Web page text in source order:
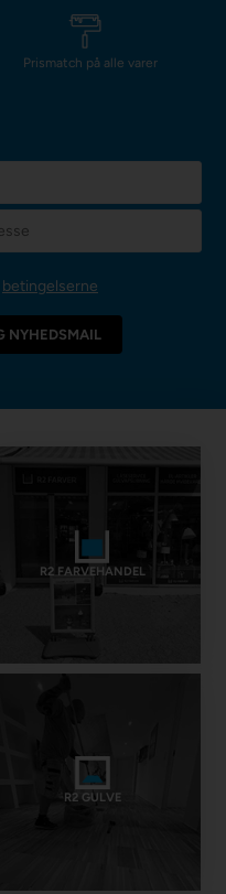
Prismatch på alle varer
betingelserne
R2 FARVEHANDEL
R2 GULVE